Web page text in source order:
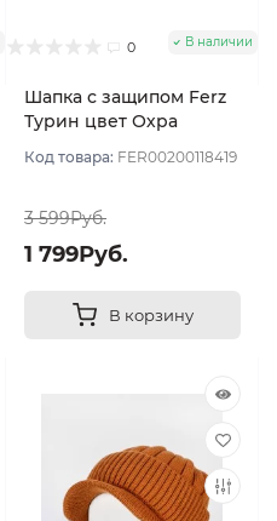
0 В наличии
Шапка с защипом Ferz
Турин цвет Охра
Код товара: FER00200118419
3 599Руб.
1 799Руб.
В корзину